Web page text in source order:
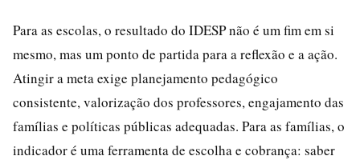
Para as escolas, o resultado do IDESP não é um fim em si
mesmo, mas um ponto de partida para a reflexão e a ação.
Atingir a meta exige planejamento pedagógico
consistente, valorização dos professores, engajamento das
famílias e políticas públicas adequadas. Para as famílias, o
indicador é uma ferramenta de escolha e cobrança: saber